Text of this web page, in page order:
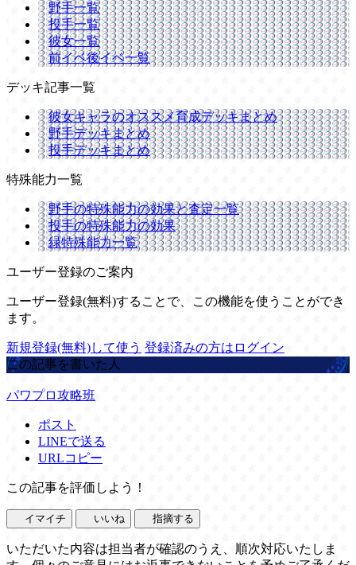
野手一覧
投手一覧
彼女一覧
前イベ後イベ一覧
デッキ記事一覧
彼女キャラのオススメ育成デッキまとめ
野手デッキまとめ
投手デッキまとめ
特殊能力一覧
野手の特殊能力の効果と査定一覧
投手の特殊能力の効果
緑特殊能力一覧
ユーザー登録のご案内
ユーザー登録(無料)することで、この機能を使うことができ
ます。
新規登録(無料)して使う 登録済みの方はログイン
この記事を書いた人
パワプロ攻略班
ポスト
LINEで送る
URLコピー
この記事を評価しよう！
イマイチ いいね 指摘する
いただいた内容は担当者が確認のうえ、順次対応いたしま